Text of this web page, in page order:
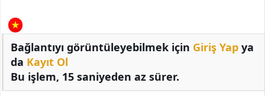
Bağlantıyı görüntüleyebilmek için Giriş Yap ya
da Kayıt Ol
Bu işlem, 15 saniyeden az sürer.